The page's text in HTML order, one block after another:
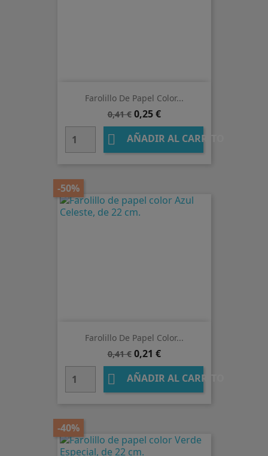
Farolillo De Papel Color...
Precio
base
0,41 € Precio
0,25 €
 AÑADIR AL CARRITO
Farolillo De Papel Color...
Precio
base
0,41 €
-50%
Precio
0,21 €
 AÑADIR AL CARRITO
-40%